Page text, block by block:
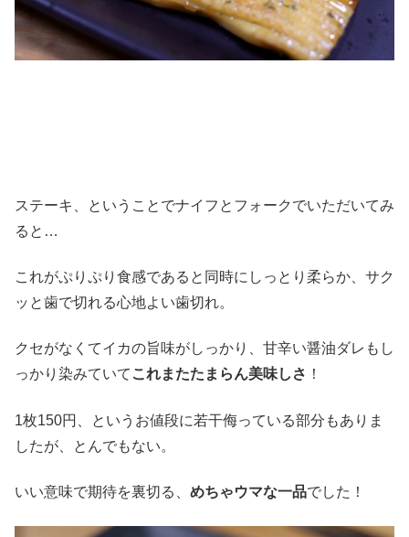
ステーキ、ということでナイフとフォークでいただいてみ
ると…
これがぷりぷり食感であると同時にしっとり柔らか、サク
ッと歯で切れる心地よい歯切れ。
クセがなくてイカの旨味がしっかり、甘辛い醤油ダレもし
っかり染みていて これまたたまらん美味しさ ！
1枚150円、というお値段に若干侮っている部分もありま
したが、とんでもない。
いい意味で期待を裏切る、 めちゃウマな一品でした！